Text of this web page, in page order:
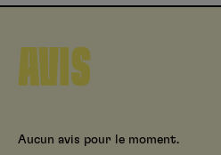
AVIS
Aucun avis pour le moment.